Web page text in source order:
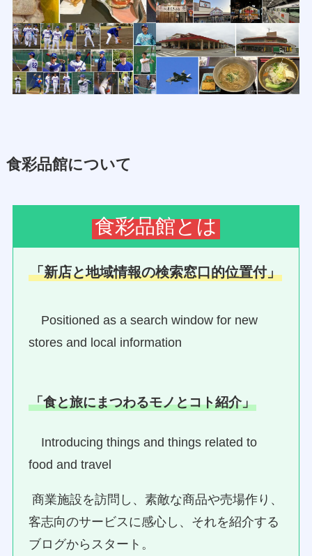
食彩品館について
食彩品館とは
「新店と地域情報の検索窓口的位置付」
Positioned as a search window for new
stores and local information
「食と旅にまつわるモノとコト紹介」
Introducing things and things related to
food and travel
商業施設を訪問し、素敵な商品や売場作り、
客志向のサービスに感心し、それを紹介する
ブログからスタート。